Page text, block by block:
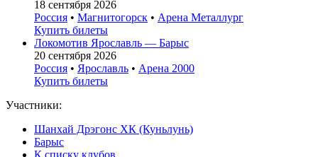
18 сентября 2026
Россия • Магнитогорск • Арена Металлург
Купить билеты
Локомотив Ярославль — Барыс
20 сентября 2026
Россия • Ярославль • Арена 2000
Купить билеты
Участники:
Шанхай Дрэгонс ХК (Куньлунь)
Барыс
К списку клубов